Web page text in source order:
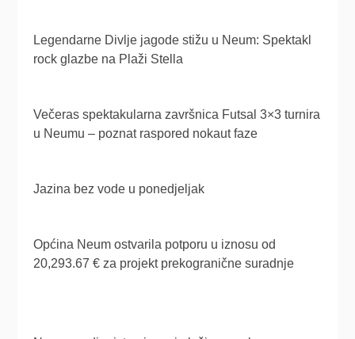
Legendarne Divlje jagode stižu u Neum: Spektakl
rock glazbe na Plaži Stella
Večeras spektakularna završnica Futsal 3×3 turnira
u Neumu – poznat raspored nokaut faze
Jazina bez vode u ponedjeljak
Općina Neum ostvarila potporu u iznosu od
20,293.67 € za projekt prekogranične suradnje